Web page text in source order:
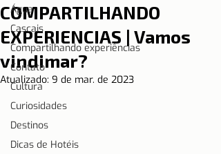
Água
Cascais
Compartilhando experiências
Contato
Cultura
Curiosidades
Destinos
Dicas de Hotéis
COMPARTILHANDO
EXPERIENCIAS | Vamos
vindimar?
Atualizado: 9 de mar. de 2023